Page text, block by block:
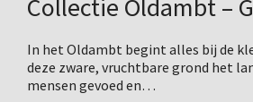
Collectie Oldambt –
In het Oldambt begint alles bij de
deze zware, vruchtbare grond het
mensen gevoed en…